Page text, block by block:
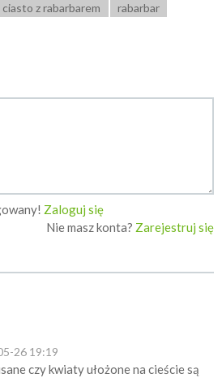
ciasto z rabarbarem rabarbar
Zaloguj się
Nie masz konta? Zarejestruj się
26 19:19
czy kwiaty ułożone na cieście są